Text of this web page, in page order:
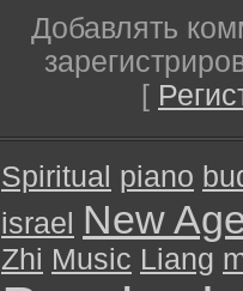
Добавлять
[
Spiritual piano
israel New
Zhi Music Liang